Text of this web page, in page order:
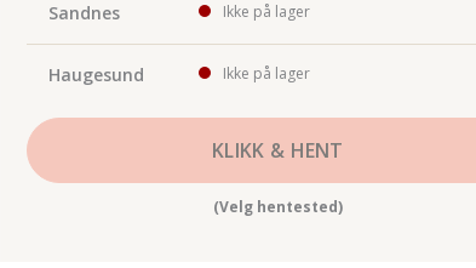
Sandnes Ikke på lager
Haugesund Ikke på lager
KLIKK & HENT
(Velg hentested)